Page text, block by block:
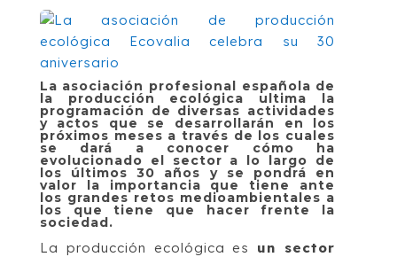
La asociación profesional española de
la producción ecológica ultima la
programación de diversas actividades
y actos que se desarrollarán en los
próximos meses a través de los cuales
se dará a conocer cómo ha
evolucionado el sector a lo largo de
los últimos 30 años y se pondrá en
valor la importancia que tiene ante
los grandes retos medioambientales a
los que tiene que hacer frente la
sociedad.
La producción ecológica es un sector